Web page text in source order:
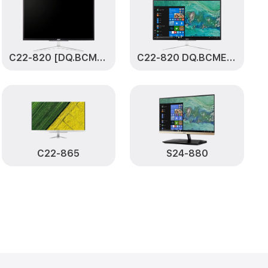
Заказать
Заказать
Заказать
C22-820 [DQ.BCMER.008] C22-820 DQ.BCMER.004
C22-865 S24-880